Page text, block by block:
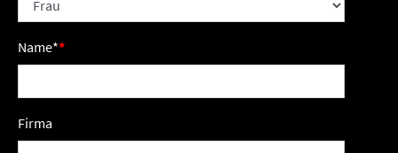
Name*
Firma